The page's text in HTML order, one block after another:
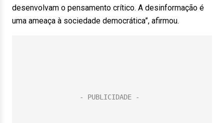
desenvolvam o pensamento crítico. A desinformação é
uma ameaça à sociedade democrática”, afirmou.